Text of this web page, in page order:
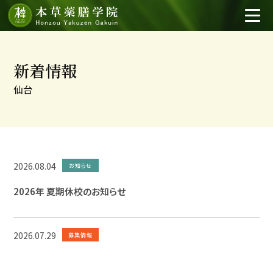
新着情報
仙台
2026.08.04 お知らせ
2026年 夏期休校のお知らせ
2026.07.29 募集情報